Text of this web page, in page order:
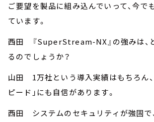
ご要望を製品に組み込んでいって、今で
ています。
西田 『SuperStream-NX』の強みは、
るのでしょうか？
山田 1万社という導入実績はもちろん、
ピード」にも自信があります。
西田 システムのセキュリティが強固で